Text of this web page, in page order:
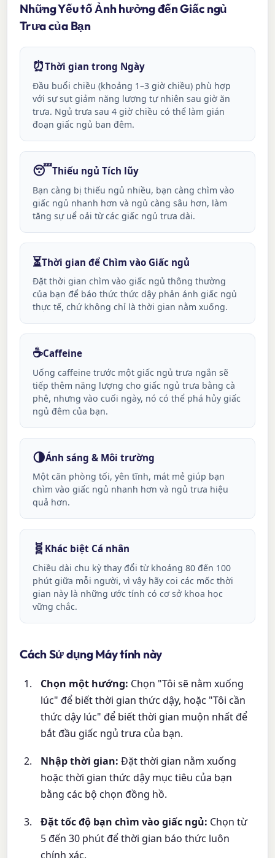
Những Yếu tố Ảnh hưởng đến Giấc ngủ
Trưa của Bạn
⏰Thời gian trong Ngày
Đầu buổi chiều (khoảng 1–3 giờ chiều) phù hợp
với sự sụt giảm năng lượng tự nhiên sau giờ ăn
trưa. Ngủ trưa sau 4 giờ chiều có thể làm gián
đoạn giấc ngủ ban đêm.
😴Thiếu ngủ Tích lũy
Bạn càng bị thiếu ngủ nhiều, bạn càng chìm vào
giấc ngủ nhanh hơn và ngủ càng sâu hơn, làm
tăng sự uể oải từ các giấc ngủ trưa dài.
⏳Thời gian để Chìm vào Giấc ngủ
Đặt thời gian chìm vào giấc ngủ thông thường
của bạn để báo thức thức dậy phản ánh giấc ngủ
thực tế, chứ không chỉ là thời gian nằm xuống.
☕Caffeine
Uống caffeine trước một giấc ngủ trưa ngắn sẽ
tiếp thêm năng lượng cho giấc ngủ trưa bằng cà
phê, nhưng vào cuối ngày, nó có thể phá hủy giấc
ngủ đêm của bạn.
🌗Ánh sáng & Môi trường
Một căn phòng tối, yên tĩnh, mát mẻ giúp bạn
chìm vào giấc ngủ nhanh hơn và ngủ trưa hiệu
quả hơn.
🧬 Khác biệt Cá nhân
Chiều dài chu kỳ thay đổi từ khoảng 80 đến 100
phút giữa mỗi người, vì vậy hãy coi các mốc thời
gian này là những ước tính có cơ sở khoa học
vững chắc.
Cách Sử dụng Máy tính này
Chọn một hướng: Chọn "Tôi sẽ nằm xuống
lúc" để biết thời gian thức dậy, hoặc "Tôi cần
thức dậy lúc" để biết thời gian muộn nhất để
bắt đầu giấc ngủ trưa của bạn.
Nhập thời gian: Đặt thời gian nằm xuống
hoặc thời gian thức dậy mục tiêu của bạn
bằng các bộ chọn đồng hồ.
Đặt tốc độ bạn chìm vào giấc ngủ: Chọn từ
5 đến 30 phút để thời gian báo thức luôn
chính xác.